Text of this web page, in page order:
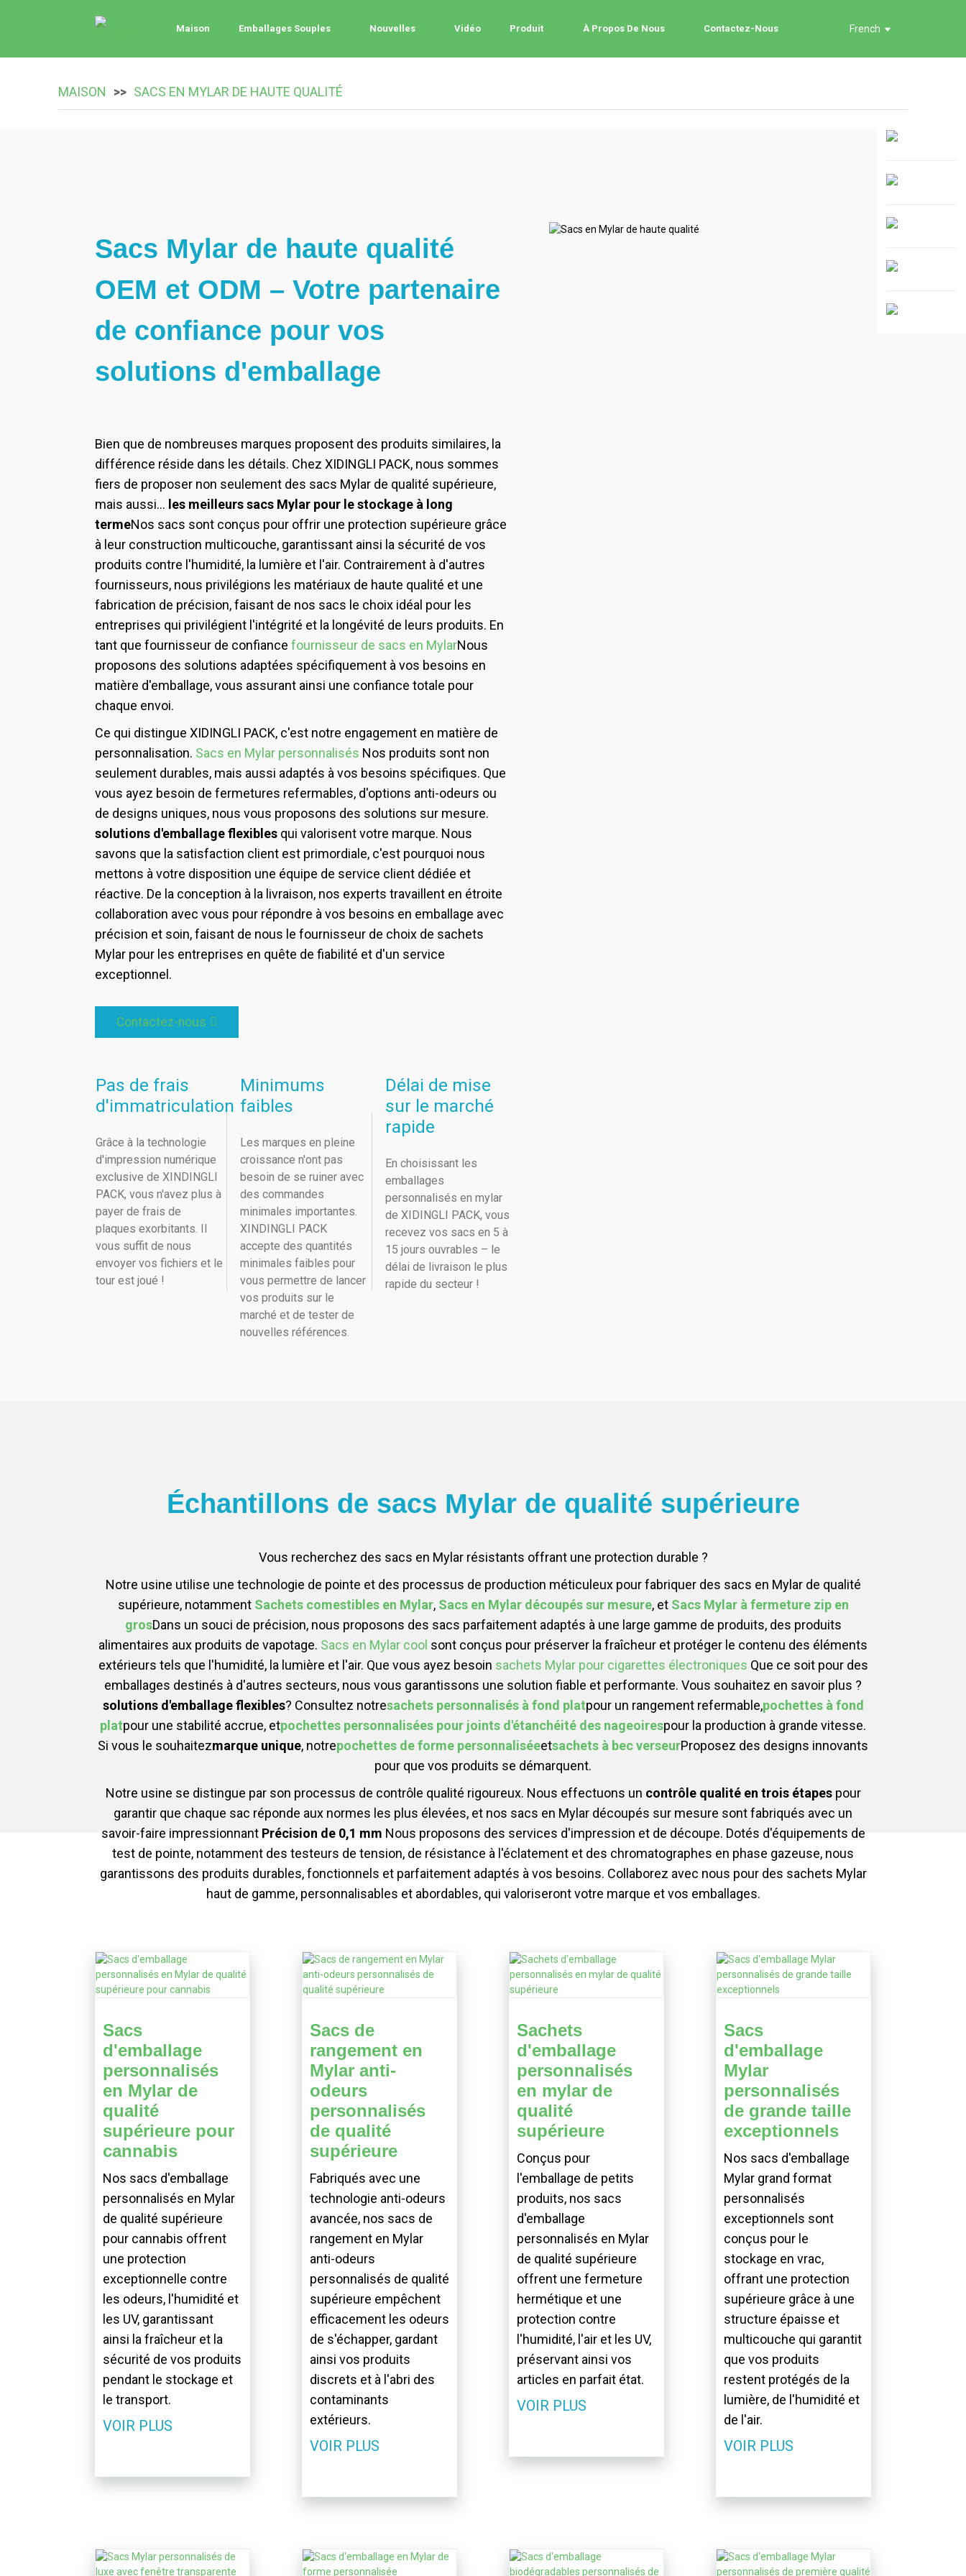
Maison Emballages Souples Nouvelles Vidéo Produit À Propos De Nous Contactez-Nous French
MAISON SACS EN MYLAR DE HAUTE QUALITÉ
Sacs Mylar de haute qualité
OEM et ODM – Votre partenaire
de confiance pour vos
solutions d'emballage
Bien que de nombreuses marques proposent des produits similaires, la
différence réside dans les détails. Chez XIDINGLI PACK, nous sommes
fiers de proposer non seulement des sacs Mylar de qualité supérieure,
mais aussi… les meilleurs sacs Mylar pour le stockage à long
termeNos sacs sont conçus pour offrir une protection supérieure grâce
à leur construction multicouche, garantissant ainsi la sécurité de vos
produits contre l'humidité, la lumière et l'air. Contrairement à d'autres
fournisseurs, nous privilégions les matériaux de haute qualité et une
fabrication de précision, faisant de nos sacs le choix idéal pour les
entreprises qui privilégient l'intégrité et la longévité de leurs produits. En
tant que fournisseur de confiance fournisseur de sacs en MylarNous
proposons des solutions adaptées spécifiquement à vos besoins en
matière d'emballage, vous assurant ainsi une confiance totale pour
chaque envoi.
Ce qui distingue XIDINGLI PACK, c'est notre engagement en matière de
personnalisation. Sacs en Mylar personnalisés Nos produits sont non
seulement durables, mais aussi adaptés à vos besoins spécifiques. Que
vous ayez besoin de fermetures refermables, d'options anti-odeurs ou
de designs uniques, nous vous proposons des solutions sur mesure.
solutions d'emballage flexibles qui valorisent votre marque. Nous
savons que la satisfaction client est primordiale, c'est pourquoi nous
mettons à votre disposition une équipe de service client dédiée et
réactive. De la conception à la livraison, nos experts travaillent en étroite
collaboration avec vous pour répondre à vos besoins en emballage avec
précision et soin, faisant de nous le fournisseur de choix de sachets
Mylar pour les entreprises en quête de fiabilité et d'un service
exceptionnel.
Contactez-nous
Pas de frais
d'immatriculation
Grâce à la technologie
d'impression numérique
exclusive de XINDINGLI
PACK, vous n'avez plus à
payer de frais de
plaques exorbitants. Il
vous suffit de nous
envoyer vos fichiers et le
tour est joué !
Minimums
faibles
Les marques en pleine
croissance n'ont pas
besoin de se ruiner avec
des commandes
minimales importantes.
XINDINGLI PACK
accepte des quantités
minimales faibles pour
vous permettre de lancer
vos produits sur le
marché et de tester de
nouvelles références.
Délai de mise
sur le marché
rapide
En choisissant les
emballages
personnalisés en mylar
de XIDINGLI PACK, vous
recevez vos sacs en 5 à
15 jours ouvrables – le
délai de livraison le plus
rapide du secteur !
Échantillons de sacs Mylar de qualité supérieure
Vous recherchez des sacs en Mylar résistants offrant une protection durable ?
Notre usine utilise une technologie de pointe et des processus de production méticuleux pour fabriquer des sacs en Mylar de qualité
supérieure, notamment Sachets comestibles en Mylar, Sacs en Mylar découpés sur mesure, et Sacs Mylar à fermeture zip en
grosDans un souci de précision, nous proposons des sacs parfaitement adaptés à une large gamme de produits, des produits
alimentaires aux produits de vapotage. Sacs en Mylar cool sont conçus pour préserver la fraîcheur et protéger le contenu des éléments
extérieurs tels que l'humidité, la lumière et l'air. Que vous ayez besoin sachets Mylar pour cigarettes électroniques Que ce soit pour des
emballages destinés à d'autres secteurs, nous vous garantissons une solution fiable et performante. Vous souhaitez en savoir plus ?
solutions d'emballage flexibles? Consultez notresachets personnalisés à fond platpour un rangement refermable,pochettes à fond
platpour une stabilité accrue, etpochettes personnalisées pour joints d'étanchéité des nageoirespour la production à grande vitesse.
Si vous le souhaitezmarque unique, notrepochettes de forme personnaliséeetsachets à bec verseurProposez des designs innovants
pour que vos produits se démarquent.
Notre usine se distingue par son processus de contrôle qualité rigoureux. Nous effectuons un contrôle qualité en trois étapes pour
garantir que chaque sac réponde aux normes les plus élevées, et nos sacs en Mylar découpés sur mesure sont fabriqués avec un
savoir-faire impressionnantPrécision de 0,1 mm Nous proposons des services d'impression et de découpe. Dotés d'équipements de
test de pointe, notamment des testeurs de tension, de résistance à l'éclatement et des chromatographes en phase gazeuse, nous
garantissons des produits durables, fonctionnels et parfaitement adaptés à vos besoins. Collaborez avec nous pour des sachets Mylar
haut de gamme, personnalisables et abordables, qui valoriseront votre marque et vos emballages.
Sacs
d'emballage
personnalisés
en Mylar de
qualité
supérieure pour
cannabis
Nos sacs d'emballage
personnalisés en Mylar
de qualité supérieure
pour cannabis offrent
une protection
exceptionnelle contre
les odeurs, l'humidité et
les UV, garantissant
ainsi la fraîcheur et la
sécurité de vos produits
pendant le stockage et
le transport.
VOIR PLUS
Sacs de
rangement en
Mylar anti-
odeurs
personnalisés
de qualité
supérieure
Fabriqués avec une
technologie anti-odeurs
avancée, nos sacs de
rangement en Mylar
anti-odeurs
personnalisés de qualité
supérieure empêchent
efficacement les odeurs
de s'échapper, gardant
ainsi vos produits
discrets et à l'abri des
contaminants
extérieurs.
VOIR PLUS
Sachets
d'emballage
personnalisés
en mylar de
qualité
supérieure
Conçus pour
l'emballage de petits
produits, nos sacs
d'emballage
personnalisés en Mylar
de qualité supérieure
offrent une fermeture
hermétique et une
protection contre
l'humidité, l'air et les UV,
préservant ainsi vos
articles en parfait état.
VOIR PLUS
Sacs
d'emballage
Mylar
personnalisés
de grande taille
exceptionnels
Nos sacs d'emballage
Mylar grand format
personnalisés
exceptionnels sont
conçus pour le
stockage en vrac,
offrant une protection
supérieure grâce à une
structure épaisse et
multicouche qui garantit
que vos produits
restent protégés de la
lumière, de l'humidité et
de l'air.
VOIR PLUS